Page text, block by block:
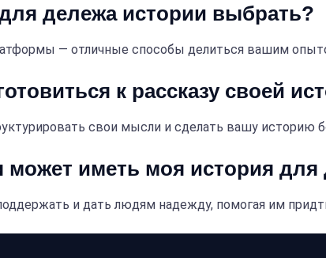
дележа истории выбрать?
— отличные способы делиться вашим
к рассказу своей
свои мысли и сделать вашу историю
может иметь моя история для
и дать людям надежду, помогая им